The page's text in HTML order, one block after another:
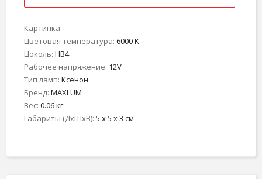
Картинка:
Цветовая температура: 6000 K
Цоколь: HB4
Рабочее напряжение: 12V
Тип ламп: Ксенон
Бренд: MAXLUM
Вес: 0.06 кг
Габариты (ДхШхВ): 5 x 5 x 3 см